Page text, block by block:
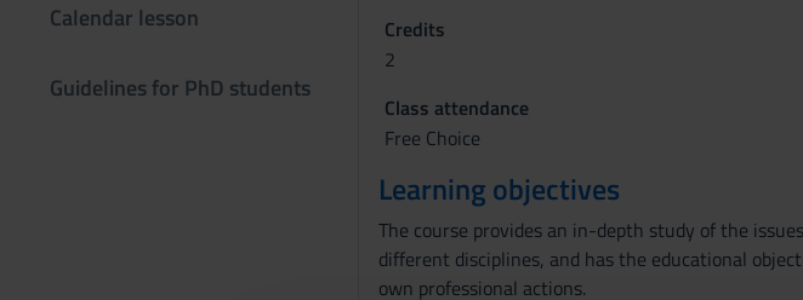
Calendar lesson
Guidelines for PhD students
Credits
2
Class attendance
Free Choice
Learning objectives
The course provides an in-depth study of the
different disciplines, and has the educational
own professional actions.